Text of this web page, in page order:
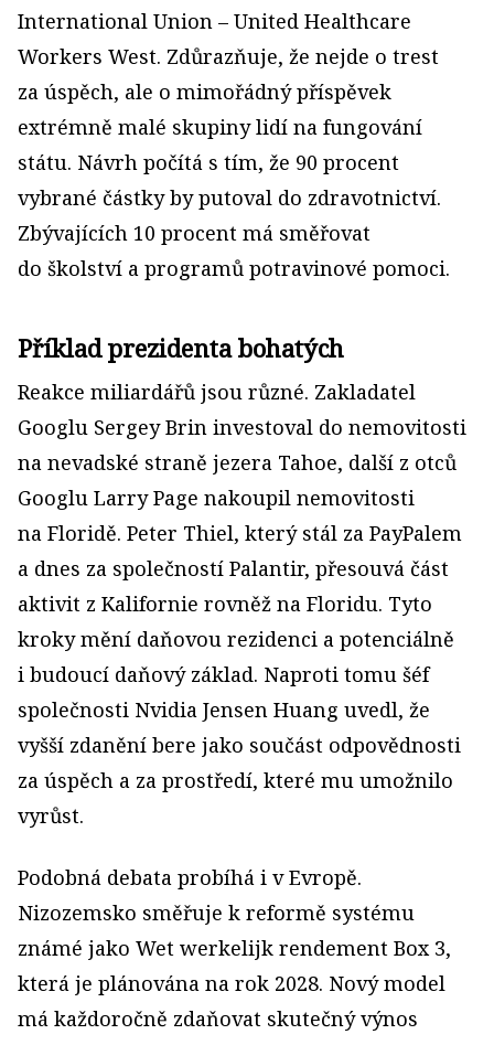
International Union – United Healthcare
Workers West. Zdůrazňuje, že nejde o trest
za úspěch, ale o mimořádný příspěvek
extrémně malé skupiny lidí na fungování
státu. Návrh počítá s tím, že 90 procent
vybrané částky by putoval do zdravotnictví.
Zbývajících 10 procent má směřovat
do školství a programů potravinové pomoci.
Příklad prezidenta bohatých
Reakce miliardářů jsou různé. Zakladatel
Googlu Sergey Brin investoval do nemovitosti
na nevadské straně jezera Tahoe, další z otců
Googlu Larry Page nakoupil nemovitosti
na Floridě. Peter Thiel, který stál za PayPalem
a dnes za společností Palantir, přesouvá část
aktivit z Kalifornie rovněž na Floridu. Tyto
kroky mění daňovou rezidenci a potenciálně
i budoucí daňový základ. Naproti tomu šéf
společnosti Nvidia Jensen Huang uvedl, že
vyšší zdanění bere jako součást odpovědnosti
za úspěch a za prostředí, které mu umožnilo
vyrůst.
Podobná debata probíhá i v Evropě.
Nizozemsko směřuje k reformě systému
známé jako Wet werkelijk rendement Box 3,
která je plánována na rok 2028. Nový model
má každoročně zdaňovat skutečný výnos